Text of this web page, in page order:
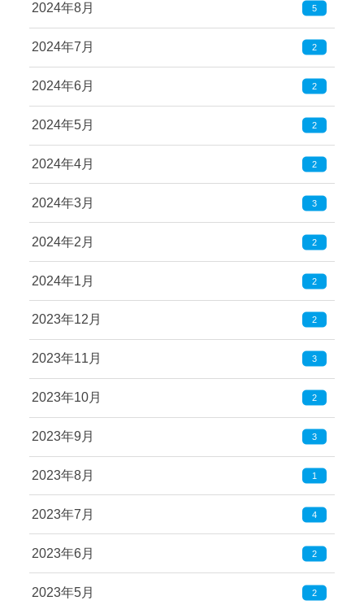
2024年8月 5
2024年7月 2
2024年6月 2
2024年5月 2
2024年4月 2
2024年3月 3
2024年2月 2
2024年1月 2
2023年12月 2
2023年11月 3
2023年10月 2
2023年9月 3
2023年8月 1
2023年7月 4
2023年6月 2
2023年5月 2